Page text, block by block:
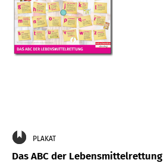
PLAKAT
Das ABC der Lebensmittelrettung